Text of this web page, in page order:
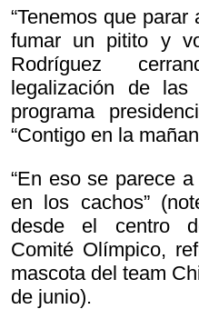
“Tenemos que
fumar un pitito y
Rodríguez
legalización de las
programa
“Contigo en la
“En eso se parece
en los cachos”
desde el centro
Comité Olímpico,
mascota del team
de junio).